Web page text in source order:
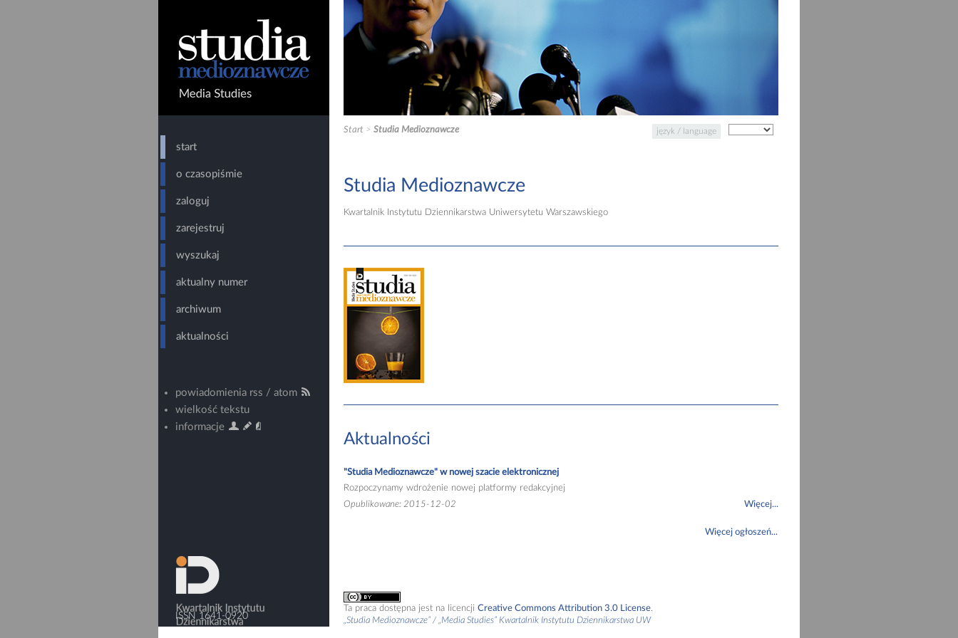
Kwartalnik Instytutu Dziennikarstwa UW
powiadomienia rss / atom
wielkość tekstu
informacje
język / language
start
o czasopiśmie
zaloguj
zarejestruj
wyszukaj
aktualny numer
archiwum
aktualności
Start > Studia Medioznawcze
Studia Medioznawcze
Kwartalnik Instytutu Dziennikarstwa Uniwersytetu Warszawskiego
Aktualności
"Studia Medioznawcze" w nowej szacie elektronicznej
Rozpoczynamy wdrożenie nowej platformy redakcyjnej
Opublikowane: 2015-12-02
Więcej...
Więcej ogłoszeń...
Ta praca dostępna jest na licencji Creative Commons Attribution 3.0 License.
„Studia Medioznawcze” / „Media Studies” Kwartalnik Instytutu Dziennikarstwa UW